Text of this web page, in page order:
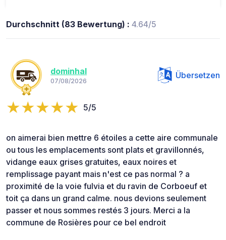
Durchschnitt (83 Bewertung) : 4.64/5
dominhal
07/08/2026
Übersetzen
5/5
on aimerai bien mettre 6 étoiles a cette aire communale
ou tous les emplacements sont plats et gravillonnés,
vidange eaux grises gratuites, eaux noires et
remplissage payant mais n'est ce pas normal ? a
proximité de la voie fulvia et du ravin de Corboeuf et
toit ça dans un grand calme. nous devions seulement
passer et nous sommes restés 3 jours. Merci a la
commune de Rosières pour ce bel endroit